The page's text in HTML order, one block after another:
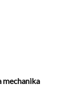
mechanika